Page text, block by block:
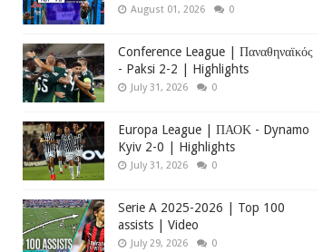
August 01, 2026 0
Conference League | Παναθηναϊκός
- Paksi 2-2 | Highlights
July 31, 2026 0
Europa League | ΠΑΟΚ - Dynamo
Kyiv 2-0 | Highlights
July 31, 2026 0
Serie A 2025-2026 | Top 100
assists | Video
July 29, 2026 0